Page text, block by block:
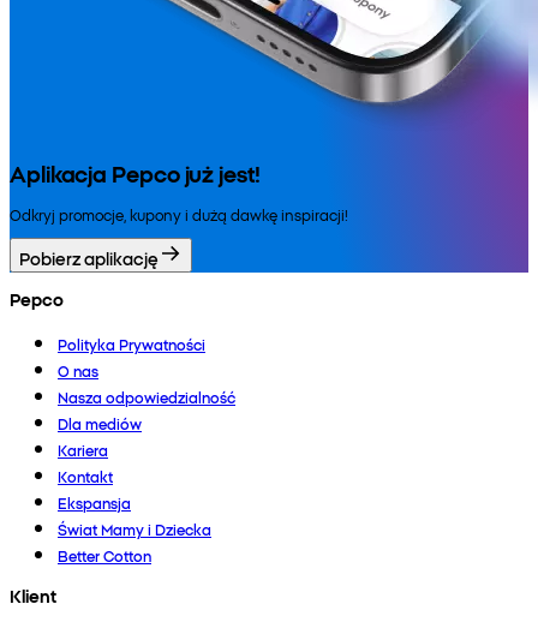
Aplikacja Pepco już jest!
Odkryj promocje, kupony i dużą dawkę inspiracji!
Pobierz aplikację
Pepco
Polityka Prywatności
O nas
Nasza odpowiedzialność
Dla mediów
Kariera
Kontakt
Ekspansja
Świat Mamy i Dziecka
Better Cotton
Klient